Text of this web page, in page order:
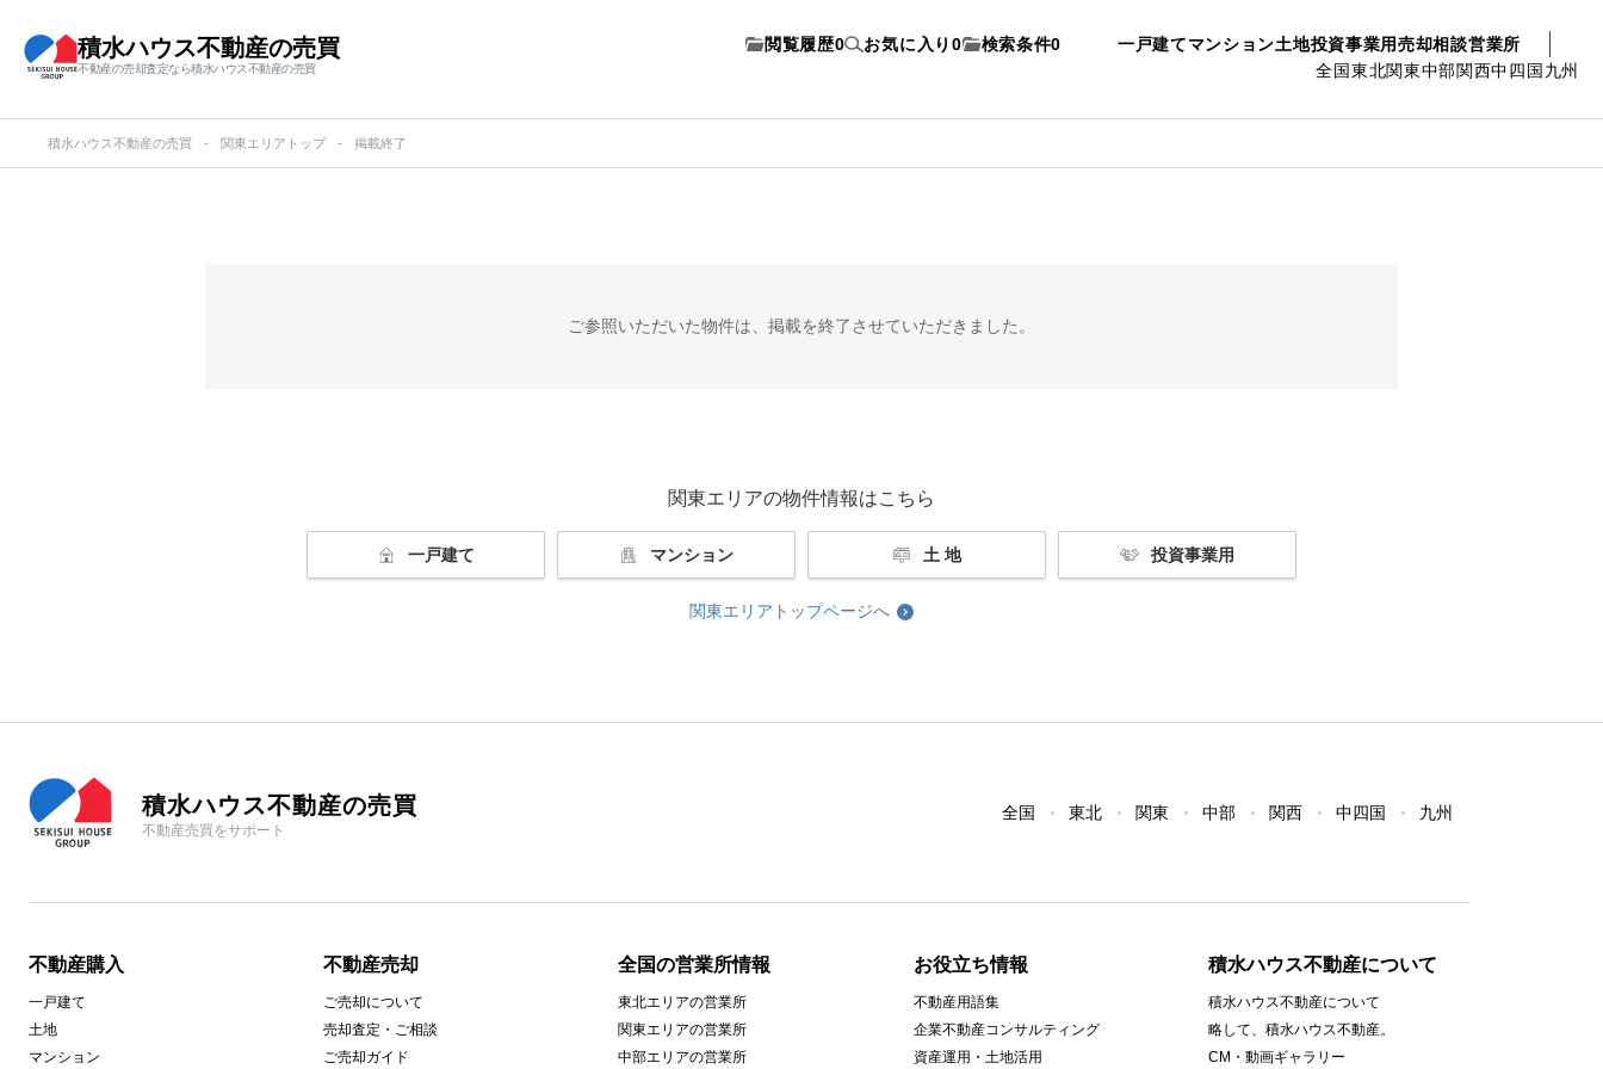
積水ハウス不動産の売買
不動産の売却査定なら積水ハウス不動産の売買
一戸建てマンション土地投資事業用売却相談営業所
全国東北関東中部関西中四国九州
閲覧履歴0 お気に入り 0 検索条件0
積水ハウス不動産の売買 関東エリアトップ 掲載終了
ご参照いただいた物件は、 掲載を終了させていただきました。
関東エリアの物件情報はこちら
一戸建て マンション 土 地 投資事業用
関東エリアトップページへ
積水ハウス不動産の売買
不動産売買をサポート
全国 東北 関東 中部 関西 中四国 九州
不動産購入
一戸建て
土地
マンション
不動産売却
ご売却について
売却査定・ご相談
ご売却ガイド
全国の営業所情報
東北エリアの営業所
関東エリアの営業所
中部エリアの営業所
お役立ち情報
不動産用語集
企業不動産コンサルティング
資産運用・土地活用
積水ハウス不動産について
積水ハウス不動産について
略して、積水ハウス不動産。
CM・動画ギャラリー